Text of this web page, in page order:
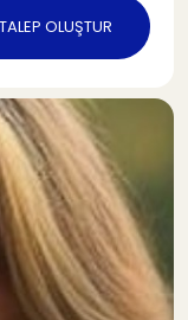
OLUŞTUR